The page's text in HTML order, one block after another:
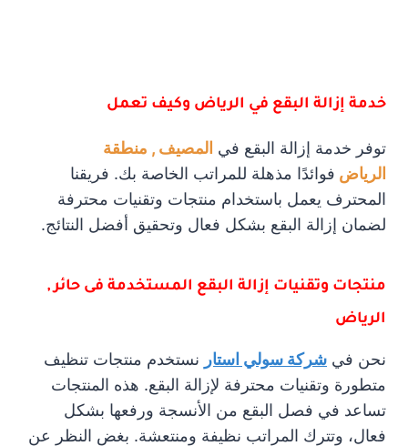
خدمة إزالة البقع في الرياض وكيف تعمل
توفر خدمة إزالة البقع في المصيف , منطقة
الرياض فوائدًا مذهلة للمراتب الخاصة بك. فريقنا
المحترف يعمل باستخدام منتجات وتقنيات محترفة
لضمان إزالة البقع بشكل فعال وتحقيق أفضل النتائج.
منتجات وتقنيات إزالة البقع المستخدمة فى حائر ,
الرياض
نحن في شركة سولي استار نستخدم منتجات تنظيف
متطورة وتقنيات محترفة لإزالة البقع. هذه المنتجات
تساعد في فصل البقع من الأنسجة ورفعها بشكل
فعال، وتترك المراتب نظيفة ومنتعشة. بغض النظر عن